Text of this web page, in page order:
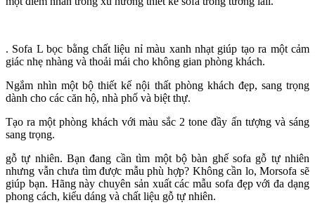
. Sofa L bọc bằng chất liệu nỉ màu xanh nhạt giúp tạo ra một cảm
giác nhẹ nhàng và thoải mái cho không gian phòng khách.
Ngắm nhìn một bộ thiết kế nội thất phòng khách đẹp, sang trọng
dành cho các căn hộ, nhà phố và biệt thự.
Tạo ra một phòng khách với màu sắc 2 tone đầy ấn tượng và sáng
sang trọng.
gỗ tự nhiên. Bạn đang cần tìm một bộ bàn ghế sofa gỗ tự nhiên
nhưng vẫn chưa tìm được mẫu phù hợp? Không cần lo, Morsofa sẽ
giúp bạn. Hãng này chuyên sản xuất các mẫu sofa đẹp với đa dạng
phong cách, kiểu dáng và chất liệu gỗ tự nhiên.